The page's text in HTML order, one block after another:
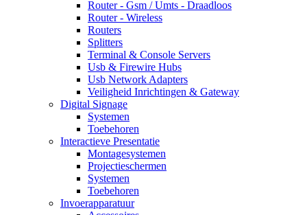
Router - Gsm / Umts - Draadloos
Router - Wireless
Routers
Splitters
Terminal & Console Servers
Usb & Firewire Hubs
Usb Network Adapters
Veiligheid Inrichtingen & Gateway
Digital Signage
Systemen
Toebehoren
Interactieve Presentatie
Montagesystemen
Projectieschermen
Systemen
Toebehoren
Invoerapparatuur